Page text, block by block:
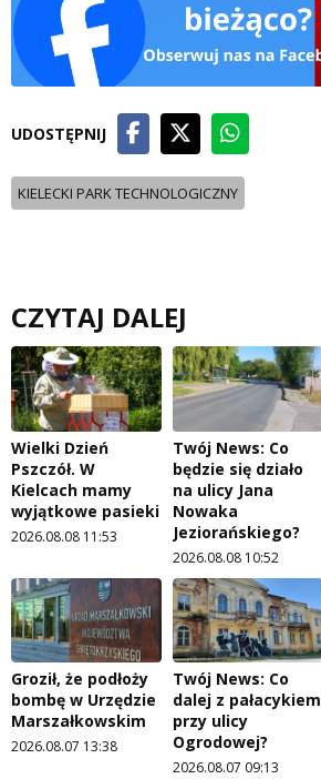
UDOSTĘPNIJ
KIELECKI PARK TECHNOLOGICZNY
CZYTAJ DALEJ
Wielki Dzień
Pszczół. W
Kielcach mamy
wyjątkowe pasieki
2026.08.08 11:53
Twój News: Co
będzie się działo
na ulicy Jana
Nowaka
Jeziorańskiego?
2026.08.08 10:52
Groził, że podłoży
bombę w Urzędzie
Marszałkowskim
2026.08.07 13:38
Twój News: Co
dalej z pałacykiem
przy ulicy
Ogrodowej?
2026.08.07 09:13